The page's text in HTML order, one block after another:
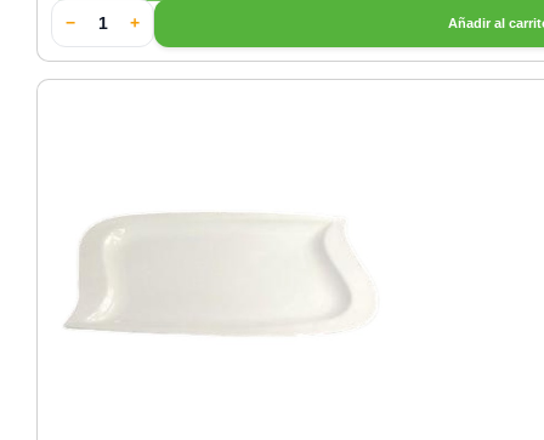
Cerámica Especial Verde
Cerámica Negra
Otras Cerámicas
− + Añadir al